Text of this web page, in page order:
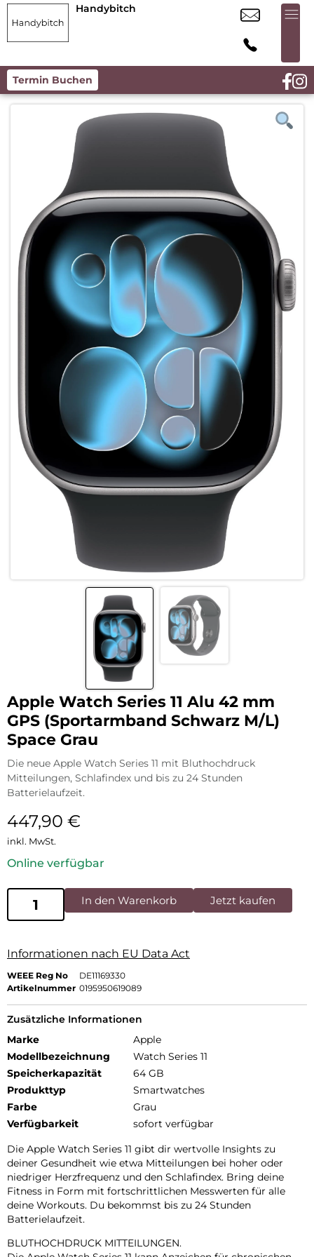
Handybitch
Termin Buchen
Apple Watch Series 11 Alu 42 mm
GPS (Sportarmband Schwarz M/L)
Space Grau
Die neue Apple Watch Series 11 mit Bluthochdruck
Mitteilungen, Schlafindex und bis zu 24 Stunden
Batterielaufzeit.
447,90 €
inkl. MwSt.
Online verfügbar
In den Warenkorb Jetzt kaufen
Informationen nach EU Data Act
WEEE Reg No
DE11169330
Artikelnummer 0195950619089
Zusätzliche Informationen
Marke
Apple
Modellbezeichnung
Watch Series 11
Speicherkapazität
64 GB
Produkttyp
Smartwatches
Farbe
Grau
Verfügbarkeit
sofort verfügbar
Die Apple Watch Series 11 gibt dir wertvolle Insights zu
deiner Gesundheit wie etwa Mitteilungen bei hoher oder
niedriger Herzfrequenz und den Schlafindex. Bring deine
Fitness in Form mit fortschrittlichen Messwerten für alle
deine Workouts. Du bekommst bis zu 24 Stunden
Batterielaufzeit.
BLUTHOCHDRUCK MITTEILUNGEN.